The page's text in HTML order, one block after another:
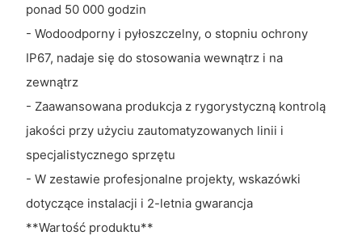
ponad 50 000 godzin
- Wodoodporny i pyłoszczelny, o stopniu ochrony
IP67, nadaje się do stosowania wewnątrz i na
zewnątrz
- Zaawansowana produkcja z rygorystyczną kontrolą
jakości przy użyciu zautomatyzowanych linii i
specjalistycznego sprzętu
- W zestawie profesjonalne projekty, wskazówki
dotyczące instalacji i 2-letnia gwarancja
**Wartość produktu**